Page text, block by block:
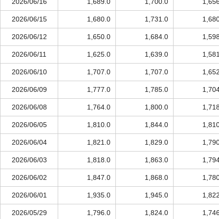
2026/06/15 1,680.0 1,731.0
2026/06/12 1,650.0 1,684.0
2026/06/11 1,625.0 1,639.0
2026/06/10 1,707.0 1,707.0
2026/06/09 1,777.0 1,785.0
2026/06/08 1,764.0 1,800.0
2026/06/05 1,810.0 1,844.0
2026/06/04 1,821.0 1,829.0
2026/06/03 1,818.0 1,863.0
2026/06/02 1,847.0 1,868.0
2026/06/01 1,935.0 1,945.0
2026/05/29 1,796.0 1,824.0